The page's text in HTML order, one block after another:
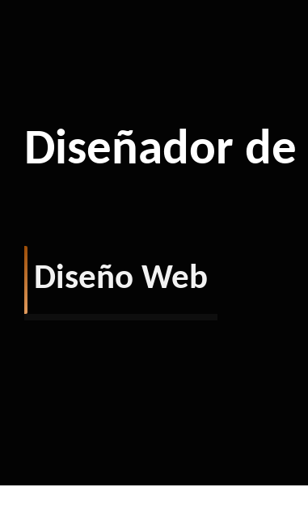
Diseñador de
Diseño Web